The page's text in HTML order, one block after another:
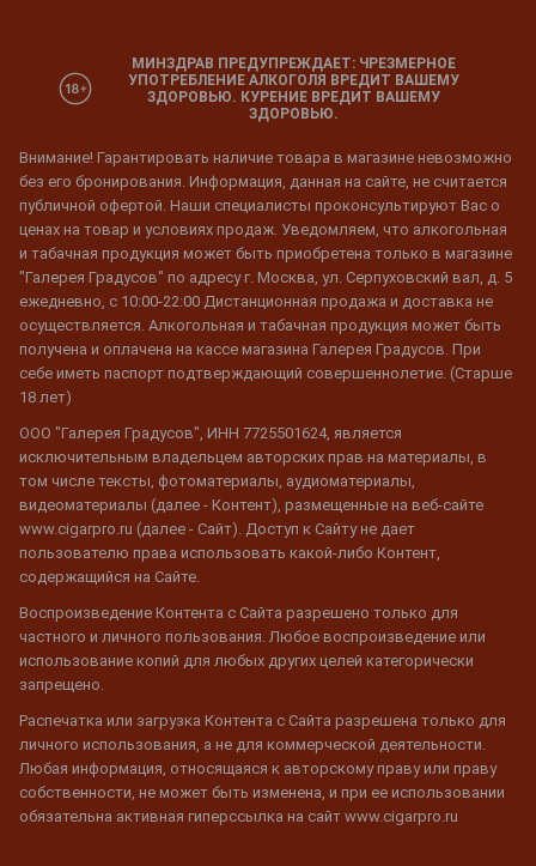
МИНЗДРАВ ПРЕДУПРЕЖДАЕТ: ЧРЕЗМЕРНОЕ
УПОТРЕБЛЕНИЕ АЛКОГОЛЯ ВРЕДИТ ВАШЕМУ
ЗДОРОВЬЮ. КУРЕНИЕ ВРЕДИТ ВАШЕМУ
ЗДОРОВЬЮ.
Внимание! Гарантировать наличие товара в магазине невозможно
без его бронирования. Информация, данная на сайте, не считается
публичной офертой. Наши специалисты проконсультируют Вас о
ценах на товар и условиях продаж. Уведомляем, что алкогольная
и табачная продукция может быть приобретена только в магазине
"Галерея Градусов" по адресу г. Москва, ул. Серпуховский вал, д. 5
ежедневно, с 10:00-22:00 Дистанционная продажа и доставка не
осуществляется. Алкогольная и табачная продукция может быть
получена и оплачена на кассе магазина Галерея Градусов. При
себе иметь паспорт подтверждающий совершеннолетие. (Старше
18 лет)
ООО "Галерея Градусов", ИНН 7725501624, является
исключительным владельцем авторских прав на материалы, в
том числе тексты, фотоматериалы, аудиоматериалы,
видеоматериалы (далее - Контент), размещенные на веб-сайте
www.cigarpro.ru (далее - Сайт). Доступ к Сайту не дает
пользователю права использовать какой-либо Контент,
содержащийся на Сайте.
Воспроизведение Контента с Сайта разрешено только для
частного и личного пользования. Любое воспроизведение или
использование копий для любых других целей категорически
запрещено.
Распечатка или загрузка Контента с Сайта разрешена только для
личного использования, а не для коммерческой деятельности.
Любая информация, относящаяся к авторскому праву или праву
собственности, не может быть изменена, и при ее использовании
обязательна активная гиперссылка на сайт www.cigarpro.ru